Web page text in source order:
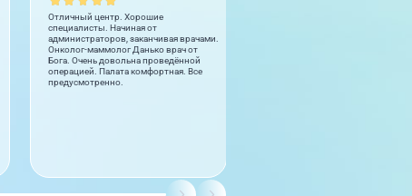
Отличный центр. Хорошие
специалисты. Начиная от
администраторов, заканчивая врачами.
Онколог-маммолог Данько врач от
Бога. Очень довольна проведённой
операцией. Палата комфортная. Все
предусмотренно.